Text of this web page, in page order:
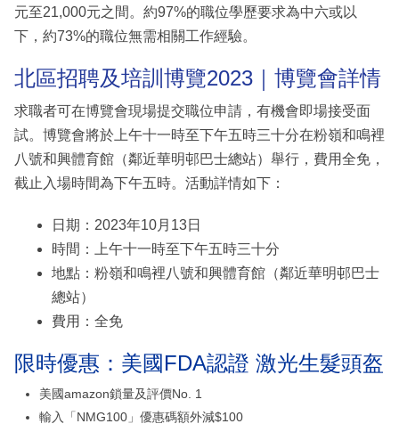
元至21,000元之間。約97%的職位學歷要求為中六或以
下，約73%的職位無需相關工作經驗。
北區招聘及培訓博覽2023｜博覽會詳情
求職者可在博覽會現場提交職位申請，有機會即場接受面
試。博覽會將於上午十一時至下午五時三十分在粉嶺和鳴裡
八號和興體育館（鄰近華明邨巴士總站）舉行，費用全免，
截止入場時間為下午五時。活動詳情如下：
日期：2023年10月13日
時間：上午十一時至下午五時三十分
地點：粉嶺和鳴裡八號和興體育館（鄰近華明邨巴士
總站）
費用：全免
限時優惠：美國FDA認證 激光生髮頭盔
美國amazon鎖量及評價No. 1
輸入「NMG100」優惠碼額外減$100